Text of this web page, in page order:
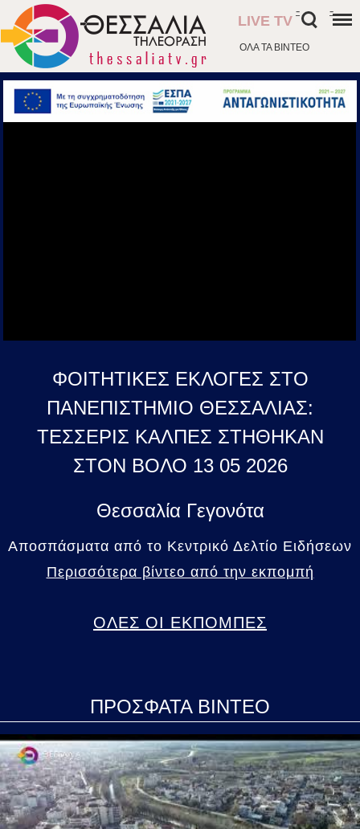
ΟΛΑ ΤΑ ΒΙΝΤΕΟ
LIVE TV
- -
ΦΟΙΤΗΤΙΚΕΣ ΕΚΛΟΓΕΣ ΣΤΟ
ΠΑΝΕΠΙΣΤΗΜΙΟ ΘΕΣΣΑΛΙΑΣ:
ΤΕΣΣΕΡΙΣ ΚΑΛΠΕΣ ΣΤΗΘΗΚΑΝ
ΣΤΟΝ ΒΟΛΟ 13 05 2026
Θεσσαλία Γεγονότα
Αποσπάσματα από το Κεντρικό Δελτίο Ειδήσεων
Περισσότερα βίντεο από την εκπομπή
ΟΛΕΣ ΟΙ ΕΚΠΟΜΠΕΣ
ΠΡΟΣΦΑΤΑ ΒΙΝΤΕΟ